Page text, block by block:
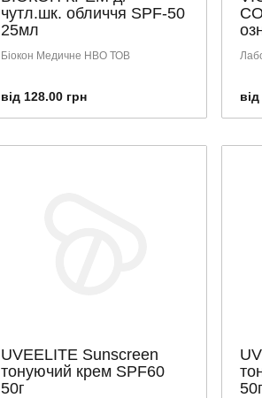
чутл.шк. обличчя SPF-50
25мл
Біокон Медичне НВО ТОВ
від 128.00 грн
UVEELITE Sunscreen
тонуючий крем SPF60
50г
50г